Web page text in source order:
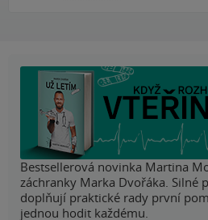
Bestsellerová novinka Martina
záchranky Marka Dvořáka. Silné
doplňují praktické rady první
jednou hodit každému.